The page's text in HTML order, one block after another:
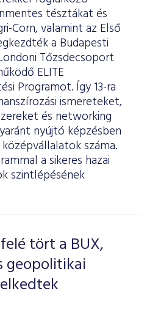
tésztákat és
Corn, valamint az Első
a Budapesti
Tőzsdecsoport
ELITE
Programot. Így 13-ra
ismereteket,
és networking
nyújtó képzésben
száma.
a sikeres hazai
szintlépésének
tört a BUX,
geopolitikai